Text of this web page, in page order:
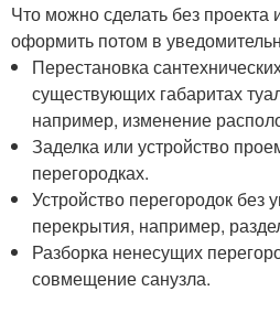
Что можно сделать без проекта
оформить потом в
Перестановка
существующих габаритах
например, изменение
Заделка или устройство
перегородках.
Устройство перегородок без
перекрытия, например,
Разборка ненесущих
совмещение санузла.